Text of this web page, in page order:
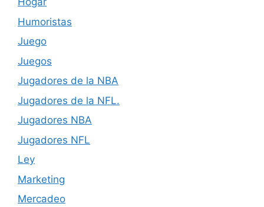
Humoristas
Juego
Juegos
Jugadores de la NBA
Jugadores de la NFL.
Jugadores NBA
Jugadores NFL
Ley
Marketing
Mercadeo